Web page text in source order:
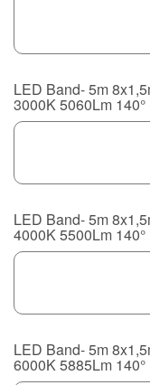
LED Band- 5m
3000K 5060Lm
LED Band- 5m
4000K 5500Lm
LED Band- 5m
6000K 5885Lm